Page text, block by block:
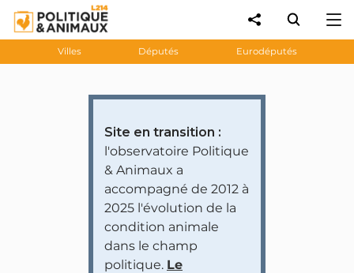
Villes Députés Eurodéputés
Site en transition :
l'observatoire Politique
& Animaux a
accompagné de 2012 à
2025 l'évolution de la
condition animale
dans le champ
politique. Le